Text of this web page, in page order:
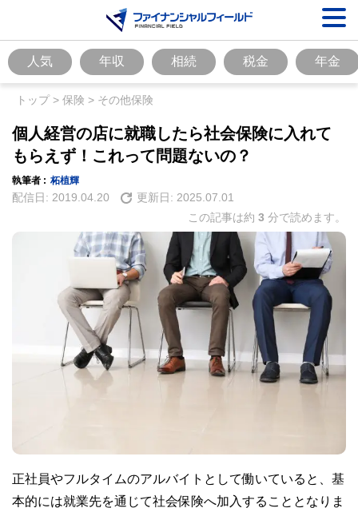
人気 年収 相続 税金 年金
トップ> 保険 > その他保険
個人経営の店に就職したら社会保険に入れて
もらえず！これって問題ないの？
執筆者 : 柘植輝
配信日: 2019.04.20 更新日: 2025.07.01
この記事は約 3 分で読めます。
正社員やフルタイムのアルバイトとして働いていると、基
本的には就業先を通じて社会保険へ加入することとなりま